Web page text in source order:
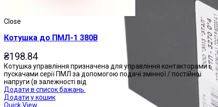
Close
Котушка до ПМЛ-1 380В
₴198.84
Котушка управління призначена для управління контакторами і
пускачами серії ПМЛ за допомогою подачі змінної / постійної
напруги (в залежності від
Додати в список бажань
Додати у кошик
Quick View